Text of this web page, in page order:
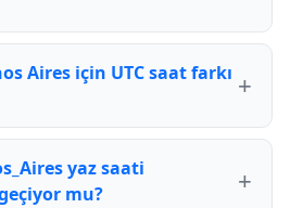
Aires için UTC saat farkı
yaz saati
mu?